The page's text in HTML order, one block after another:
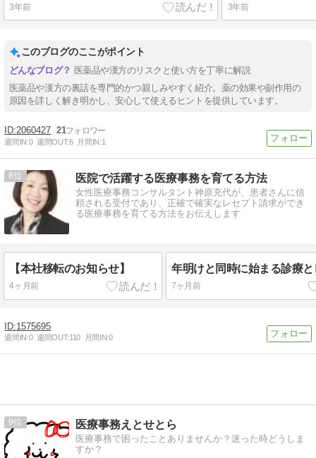
3年前 3年前
このブログのここがポイント
医薬品や漢方のリスクと使い方を丁寧に解説
医薬品や漢方の裏話を専門的かつ親しみやすく紹介。薬の効果や副作用の
原因を詳しく解き明かし、安心して使えるヒントを提供しています。
2060427 21
週間IN:0 週間OUT:6 月間IN:1
8 医院で活躍する医療事務を育てる方法
女性医療事務コンサルタント神原充代が、患者さんに信
頼される受付であり、正確で確実なレセプト請求ができ
る医療事務を育てる方法をお伝えします
【本社移転のお知らせ】
4ヶ月前
年明けと同時に始まる診療
7ヶ月前
1575695
週間IN:0 週間OUT:110 月間IN:0
9 医療事務えとせとら
医療事務で困ったことありませんか？迷った時どうしま
すか？